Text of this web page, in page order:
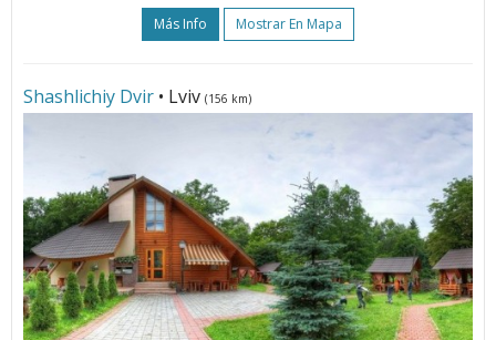
Más Info Mostrar En Mapa
Shashlichiy Dvir • Lviv (156 km)